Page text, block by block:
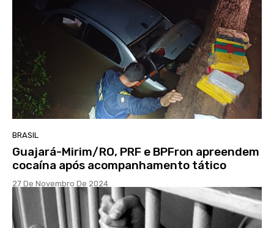
BRASIL
Guajará-Mirim/RO, PRF e BPFron apreendem
cocaína após acompanhamento tático
27 De Novembro De 2024